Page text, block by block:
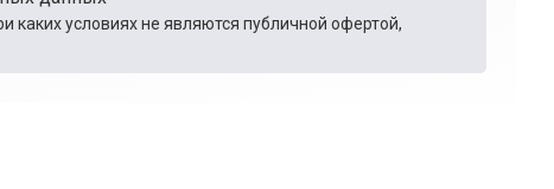
условиях не являются публичной офертой,